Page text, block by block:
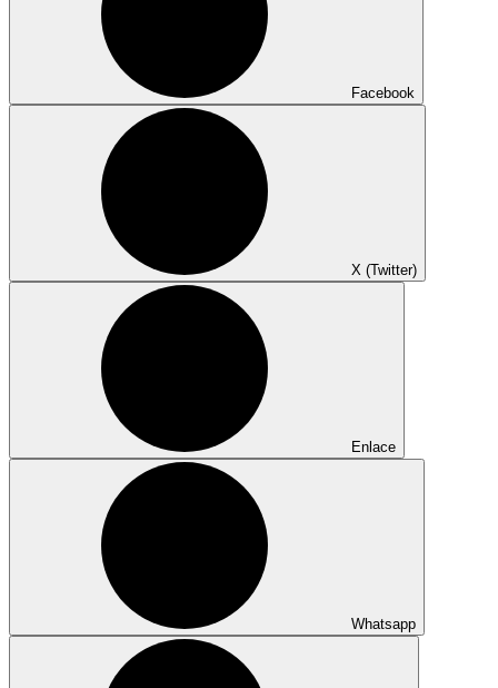
Facebook
X (Twitter)
Enlace
Whatsapp